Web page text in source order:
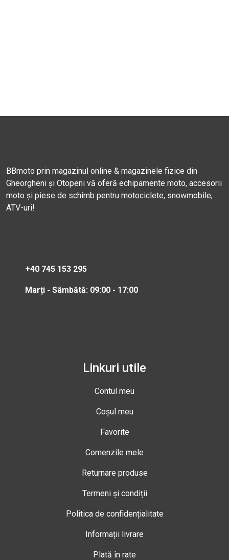
BBmoto prin magazinul online & magazinele fizice din
Gheorgheni și Otopeni vă oferă echipamente moto, accesorii
moto și piese de schimb pentru motociclete, snowmobile,
ATV-uri!
+40 745 153 295
Marți - Sâmbătă: 09:00 - 17:00
Linkuri utile
Contul meu
Coșul meu
Favorite
Comenzile mele
Returnare produse
Termeni și condiții
Politica de confidențialitate
Informații livrare
Plată în rate